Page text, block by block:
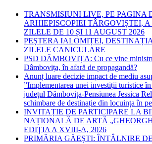
TRANSMISIUNI LIVE, PE PAGINA
ARHIEPISCOPIEI TÂRGOVIȘTEI,
ZILELE DE 10 ȘI 11 AUGUST 2026
PEȘTERA IALOMIȚEI,
ZILELE CANICULARE
PSD DÂMBOVIȚA: Cu ce vine
Dâmbovița, în afară de propagandă?
Anunț luare decizie impact de mediu
”Implementarea unei investiții turistice
județul Dâmbovița-Pensiunea Jessica
schimbare de destinație din locuința în
INVITAȚIE DE PARTICIPARE LA
NAȚIONALĂ DE ARTĂ
EDIŢIA A XVIII-A, 2026
PRIMĂRIA GĂEȘTI: ÎNTÂLNIRE